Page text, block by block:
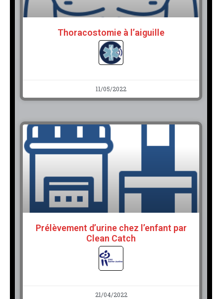
Thoracostomie à l’aiguille
11/05/2022
Prélèvement d’urine chez l’enfant par
Clean Catch
21/04/2022